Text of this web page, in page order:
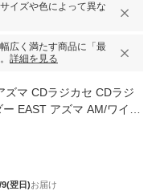
イズや色によって異な
広く満たす商品に「最
詳細を見る
ズマ CDラジカセ CDラジ
EAST アズマ AM/ワイド
ラジオ 録音 再生 内蔵 マ
【スーパーロジ】【あす楽
翌日)お届け